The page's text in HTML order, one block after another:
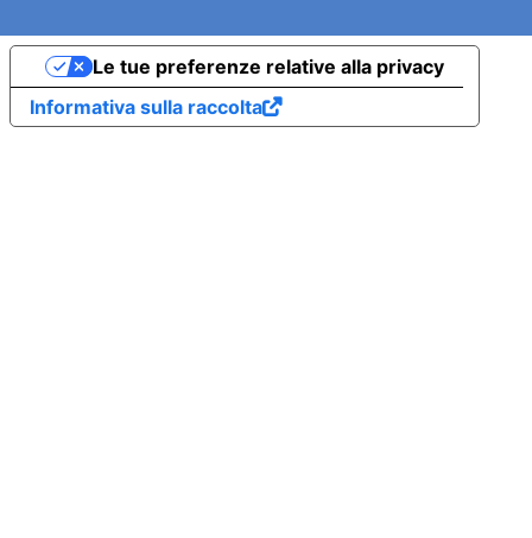
Informativa sulla raccolta
Le tue preferenze relative alla privacy